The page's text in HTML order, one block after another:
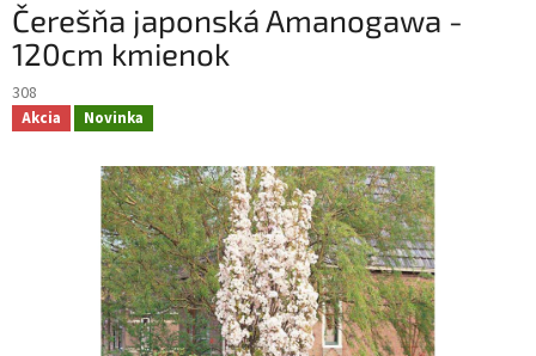
Čerešňa japonská Amanogawa -
120cm kmienok
308
Akcia Novinka